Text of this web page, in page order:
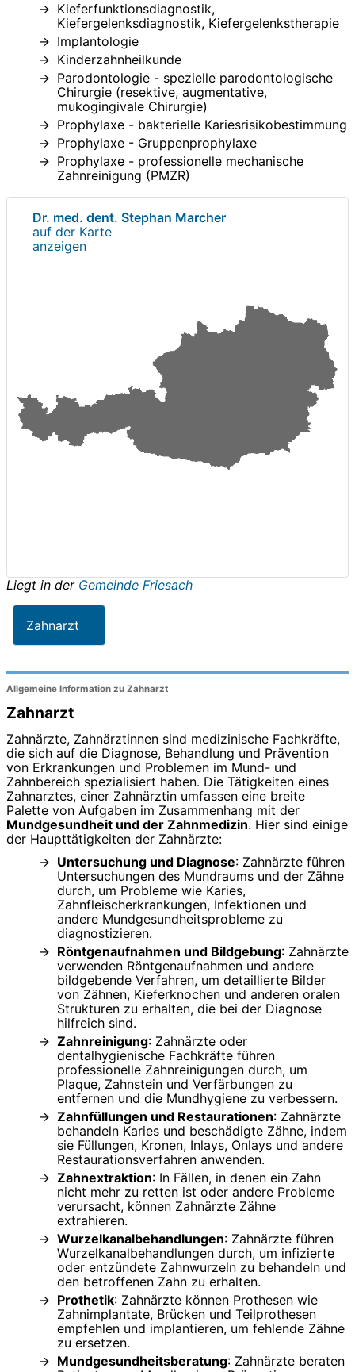
Kieferfunktionsdiagnostik,
Kiefergelenksdiagnostik, Kiefergelenkstherapie
Implantologie
Kinderzahnheilkunde
Parodontologie - spezielle parodontologische
Chirurgie (resektive, augmentative,
mukogingivale Chirurgie)
Prophylaxe - bakterielle Kariesrisikobestimmung
Prophylaxe - Gruppenprophylaxe
Prophylaxe - professionelle mechanische
Zahnreinigung (PMZR)
Dr. med. dent. Stephan Marcher
auf der Karte
anzeigen
Liegt in der Gemeinde Friesach
Zahnarzt
Allgemeine Information zu Zahnarzt
Zahnarzt
Zahnärzte, Zahnärztinnen sind medizinische Fachkräfte,
die sich auf die Diagnose, Behandlung und Prävention
von Erkrankungen und Problemen im Mund- und
Zahnbereich spezialisiert haben. Die Tätigkeiten eines
Zahnarztes, einer Zahnärztin umfassen eine breite
Palette von Aufgaben im Zusammenhang mit der
Mundgesundheit und der Zahnmedizin. Hier sind einige
der Haupttätigkeiten der Zahnärzte:
Untersuchung und Diagnose: Zahnärzte führen
Untersuchungen des Mundraums und der Zähne
durch, um Probleme wie Karies,
Zahnfleischerkrankungen, Infektionen und
andere Mundgesundheitsprobleme zu
diagnostizieren.
Röntgenaufnahmen und Bildgebung: Zahnärzte
verwenden Röntgenaufnahmen und andere
bildgebende Verfahren, um detaillierte Bilder
von Zähnen, Kieferknochen und anderen oralen
Strukturen zu erhalten, die bei der Diagnose
hilfreich sind.
Zahnreinigung: Zahnärzte oder
dentalhygienische Fachkräfte führen
professionelle Zahnreinigungen durch, um
Plaque, Zahnstein und Verfärbungen zu
entfernen und die Mundhygiene zu verbessern.
Zahnfüllungen und Restaurationen: Zahnärzte
behandeln Karies und beschädigte Zähne, indem
sie Füllungen, Kronen, Inlays, Onlays und andere
Restaurationsverfahren anwenden.
Zahnextraktion: In Fällen, in denen ein Zahn
nicht mehr zu retten ist oder andere Probleme
verursacht, können Zahnärzte Zähne
extrahieren.
Wurzelkanalbehandlungen: Zahnärzte führen
Wurzelkanalbehandlungen durch, um infizierte
oder entzündete Zahnwurzeln zu behandeln und
den betroffenen Zahn zu erhalten.
Prothetik: Zahnärzte können Prothesen wie
Zahnimplantate, Brücken und Teilprothesen
empfehlen und implantieren, um fehlende Zähne
zu ersetzen.
Mundgesundheitsberatung: Zahnärzte beraten